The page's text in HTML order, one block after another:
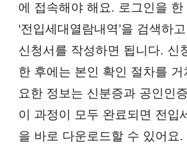
에 접속해야 해요. 로그인을 한
‘전입세대열람내역’을 검색하
신청서를 작성하면 됩니다. 신
한 후에는 본인 확인 절차를 거
요한 정보는 신분증과 공인인
이 과정이 모두 완료되면 전입
을 바로 다운로드할 수 있어요.